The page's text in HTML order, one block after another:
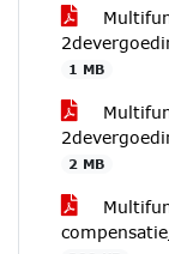
1 MB
2 MB